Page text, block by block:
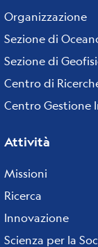
Organizzazione
Sezione di
Sezione di
Centro di
Centro Gestione
Attività
Missioni
Ricerca
Innovazione
Scienza per la